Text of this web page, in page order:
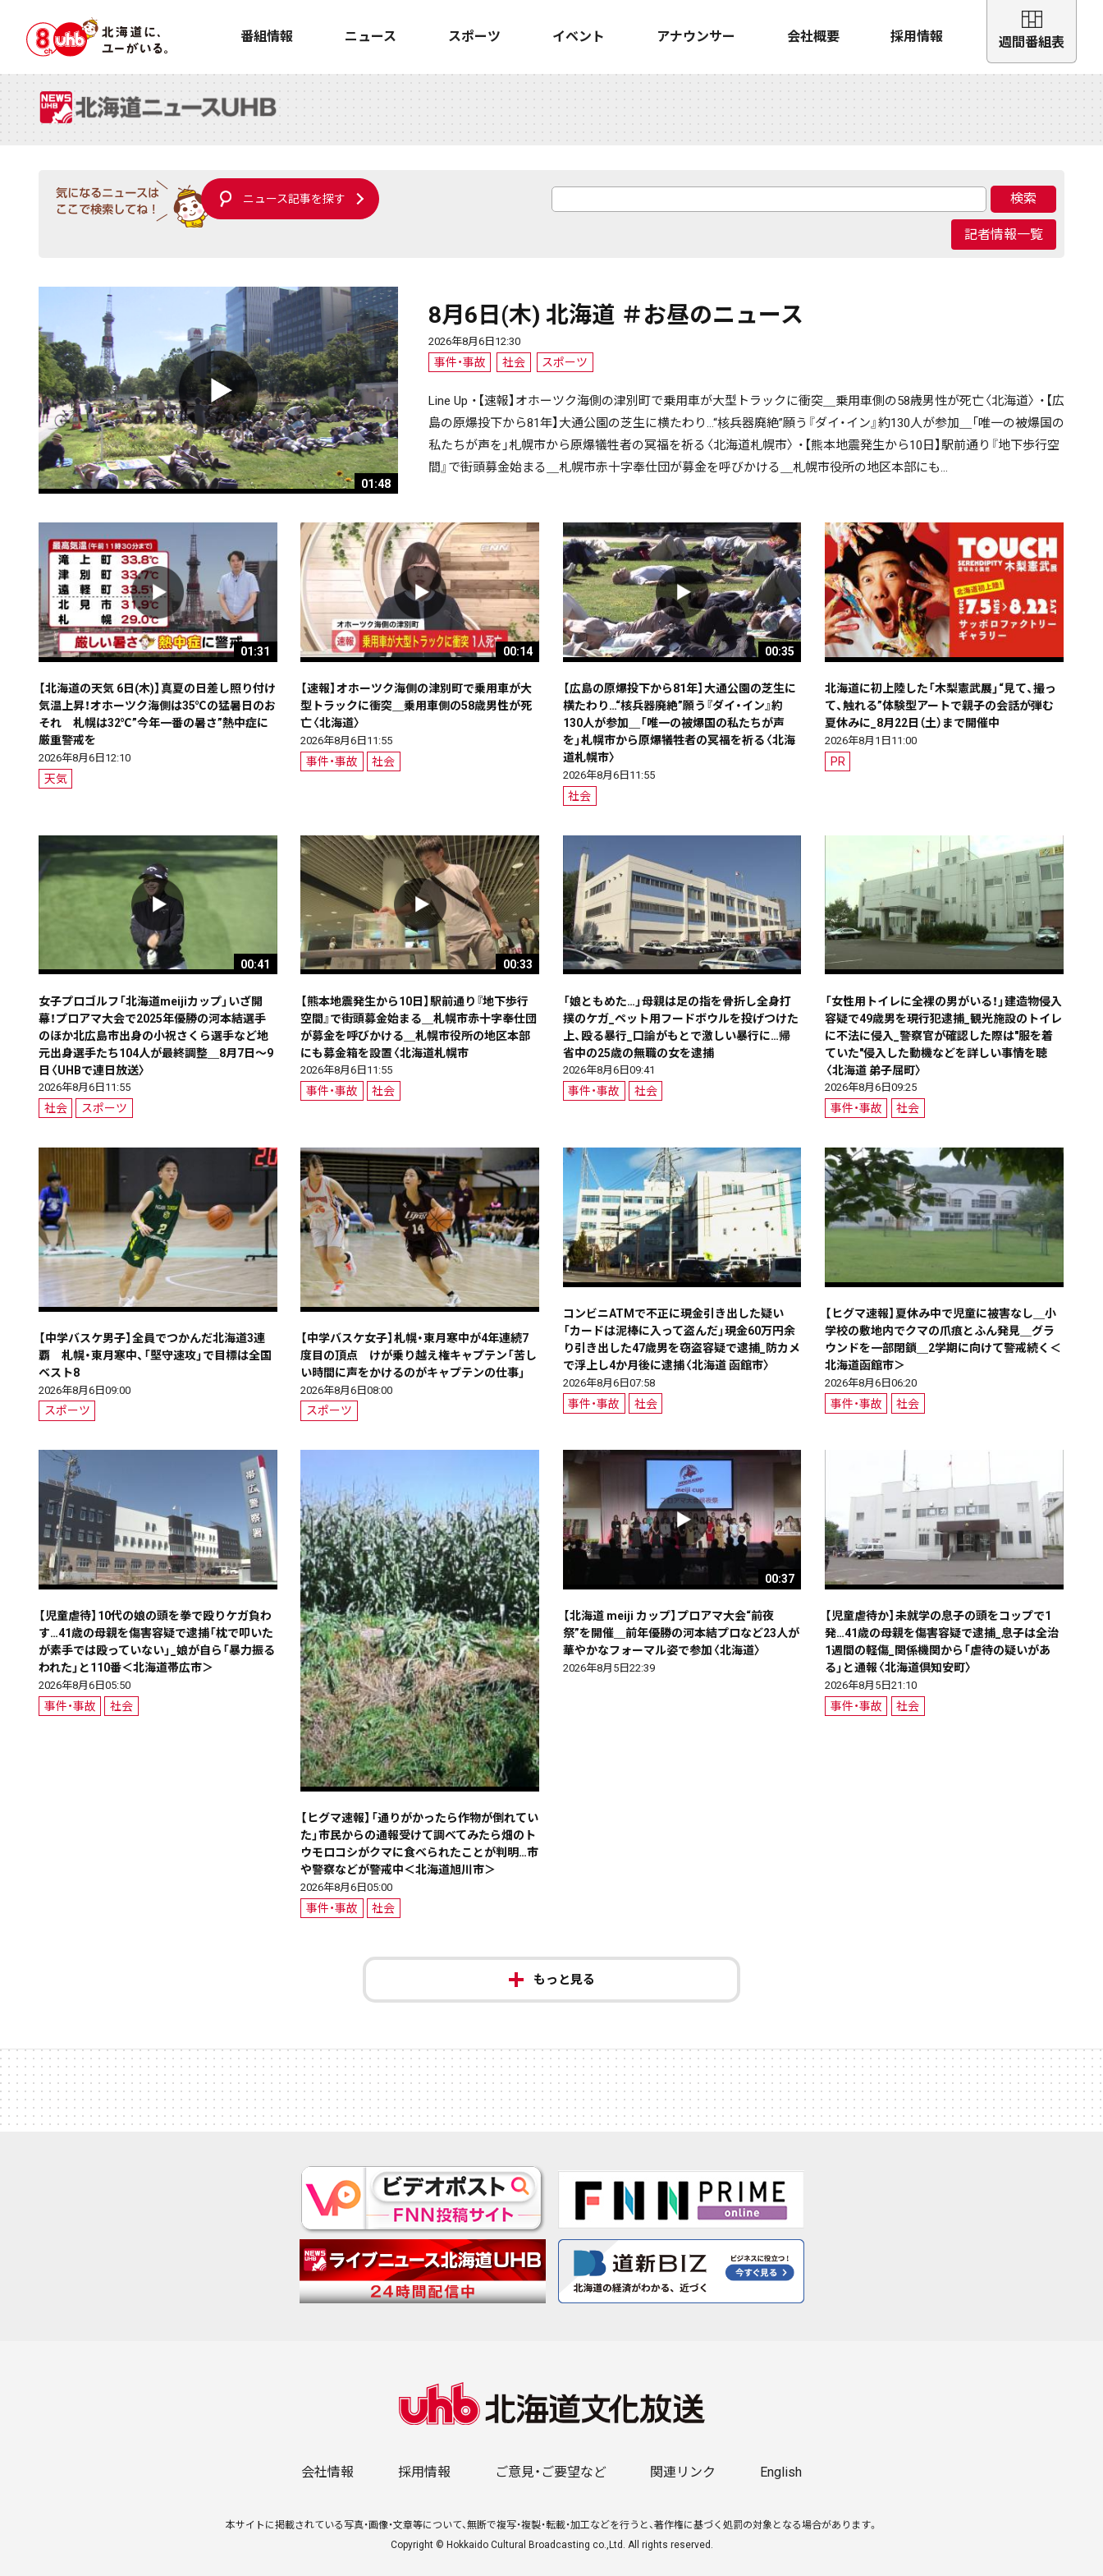
番組情報 ニュース スポーツ イベント アナウンサー 会社概要 採用情報 週間番組表
ニュース記事を探す 検索
記者情報一覧
01:48
8月6日(木) 北海道 ＃お昼のニュース
2026年8月6日12:30
事件・事故 社会 スポーツ
Line Up ・【速報】オホーツク海側の津別町で乗用車が大型トラックに衝突＿乗用車側の58歳男性が死亡〈北海道〉 ・【広
島の原爆投下から81年】大通公園の芝生に横たわり…“核兵器廃絶”願う『ダイ・イン』約130人が参加＿「唯一の被爆国の
私たちが声を」札幌市から原爆犠牲者の冥福を祈る〈北海道札幌市〉 ・【熊本地震発生から10日】駅前通り『地下歩行空
間』で街頭募金始まる＿札幌市赤十字奉仕団が募金を呼びかける＿札幌市役所の地区本部にも…
01:31
【北海道の天気 6日(木)】真夏の日差し照り付け
気温上昇！オホーツク海側は35℃の猛暑日のお
それ 札幌は32℃”今年一番の暑さ”熱中症に
厳重警戒を
2026年8月6日12:10
天気
00:14
【速報】オホーツク海側の津別町で乗用車が大
型トラックに衝突＿乗用車側の58歳男性が死
亡〈北海道〉
2026年8月6日11:55
事件・事故 社会
00:35
【広島の原爆投下から81年】大通公園の芝生に
横たわり…“核兵器廃絶”願う『ダイ・イン』約
130人が参加＿「唯一の被爆国の私たちが声
を」札幌市から原爆犠牲者の冥福を祈る〈北海
道札幌市〉
2026年8月6日11:55
社会
北海道に初上陸した「木梨憲武展」“見て、撮っ
て、触れる”体験型アートで親子の会話が弾む
夏休みに_8月22日（土）まで開催中
2026年8月1日11:00
PR
00:41
女子プロゴルフ「北海道meijiカップ」いざ開
幕！プロアマ大会で2025年優勝の河本結選手
のほか北広島市出身の小祝さくら選手など地
元出身選手たち104人が最終調整＿8月7日～9
日〈UHBで連日放送〉
2026年8月6日11:55
社会 スポーツ
00:33
【熊本地震発生から10日】駅前通り『地下歩行
空間』で街頭募金始まる＿札幌市赤十字奉仕団
が募金を呼びかける＿札幌市役所の地区本部
にも募金箱を設置〈北海道札幌市
2026年8月6日11:55
事件・事故 社会
「娘ともめた…」母親は足の指を骨折し全身打
撲のケガ_ペット用フードボウルを投げつけた
上、殴る暴行_口論がもとで激しい暴行に…帰
省中の25歳の無職の女を逮捕
2026年8月6日09:41
事件・事故 社会
「女性用トイレに全裸の男がいる！」建造物侵入
容疑で49歳男を現行犯逮捕_観光施設のトイレ
に不法に侵入_警察官が確認した際は"服を着
ていた"侵入した動機などを詳しい事情を聴
〈北海道 弟子屈町〉
2026年8月6日09:25
事件・事故 社会
【中学バスケ男子】全員でつかんだ北海道3連
覇 札幌・東月寒中、「堅守速攻」で目標は全国
ベスト8
2026年8月6日09:00
スポーツ
【中学バスケ女子】札幌・東月寒中が4年連続7
度目の頂点 けが乗り越え権キャプテン「苦し
い時間に声をかけるのがキャプテンの仕事」
2026年8月6日08:00
スポーツ
コンビニATMで不正に現金引き出した疑い
「カードは泥棒に入って盗んだ」現金60万円余
り引き出した47歳男を窃盗容疑で逮捕_防カメ
で浮上し4か月後に逮捕〈北海道 函館市〉
2026年8月6日07:58
事件・事故 社会
【ヒグマ速報】夏休み中で児童に被害なし＿小
学校の敷地内でクマの爪痕とふん発見＿グラ
ウンドを一部閉鎖＿2学期に向けて警戒続く＜
北海道函館市＞
2026年8月6日06:20
事件・事故 社会
【児童虐待】10代の娘の頭を拳で殴りケガ負わ
す…41歳の母親を傷害容疑で逮捕「枕で叩いた
が素手では殴っていない」_娘が自ら「暴力振る
われた」と110番＜北海道帯広市＞
2026年8月6日05:50
事件・事故 社会
【ヒグマ速報】「通りがかったら作物が倒れてい
た」市民からの通報受けて調べてみたら畑のト
ウモロコシがクマに食べられたことが判明…市
や警察などが警戒中＜北海道旭川市＞
2026年8月6日05:00
事件・事故 社会
00:37
【北海道 meiji カップ】プロアマ大会“前夜
祭”を開催＿前年優勝の河本結プロなど23人が
華やかなフォーマル姿で参加〈北海道〉
2026年8月5日22:39
【児童虐待か】未就学の息子の頭をコップで1
発…41歳の母親を傷害容疑で逮捕_息子は全治
1週間の軽傷_関係機関から「虐待の疑いがあ
る」と通報〈北海道倶知安町〉
2026年8月5日21:10
事件・事故 社会
もっと見る
ニュース記事を探す
カテゴリ 事件・事故 社会 政治 道内経済 くらし・医療 エンタメ・スポーツ 天気 コラム・特集
エリア 道央 道南 道東 全道 道外
絞り込み検索
期間を絞る
検索
会社情報 採用情報 ご意見・ご要望など 関連リンク English
本サイトに掲載されている写真・画像・文章等について、無断で複写・複製・転載・加工などを行うと、著作権に基づく処罰の対象となる場合があります。
Copyright © Hokkaido Cultural Broadcasting co.,Ltd. All rights reserved.